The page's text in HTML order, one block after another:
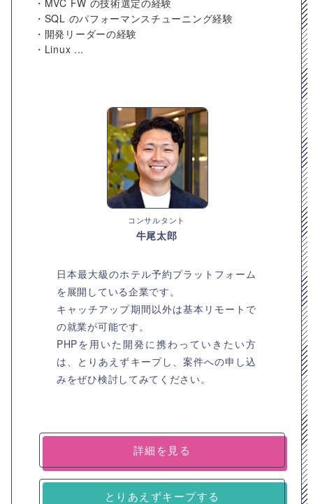
・MVC FW の技術選定の経験
・SQL のパフォーマンスチューニング経験
・開発リーダーの経験
・Linux ...
コンサルタント
牛尾太郎
日本最大級のホテル予約プラットフォーム
を展開している企業です。
キャッチアップ期間以外は基本リモートで
の就業が可能です。
PHPを用いた開発に携わっていきたい方
は、とりあえずキープし、案件への申し込
みをぜひ検討してみてください。
詳細を見る
とりあえずキープする